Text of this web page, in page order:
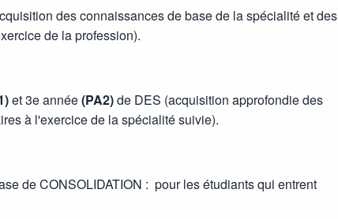
des connaissances de base de la spécialité et des
de la profession).
et 3e année(PA2)de DES (acquisition approfondie des
à l'exercice de la spécialité suivie).
de CONSOLIDATION : pour les étudiants qui entrent